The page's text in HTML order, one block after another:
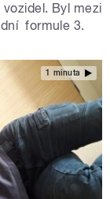
Byl mezi
formule 3.
1 minuta